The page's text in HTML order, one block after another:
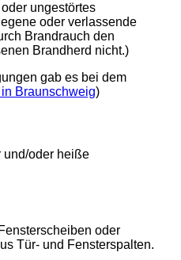
ungestörtes
oder verlassende
Brandrauch den
Brandherd nicht.)
gab es bei dem
Braunschweig)
und/oder heiße
oder
Tür- und Fensterspalten.